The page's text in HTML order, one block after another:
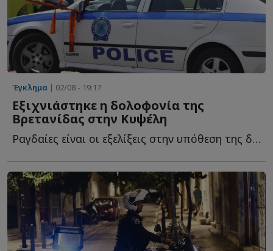
Έγκλημα | 02/08 - 19:17
Εξιχνιάστηκε η δολοφονία της
Βρετανίδας στην Κυψέλη
Ραγδαίες είναι οι εξελίξεις στην υπόθεση της δολοφονίας τ...